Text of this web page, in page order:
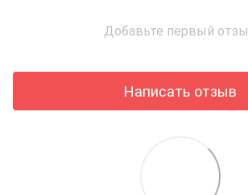
Добавьте первый
Написать отзыв